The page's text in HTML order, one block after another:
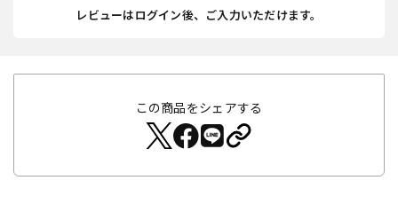
レビューはログイン後、ご入力いただけます。
この商品をシェアする